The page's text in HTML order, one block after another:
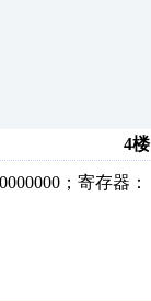
4楼
；寄存器：